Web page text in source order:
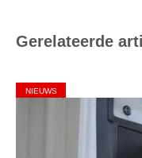
Gerelateerde
NIEUWS